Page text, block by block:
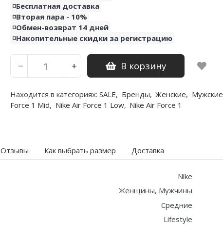
◽️Бесплатная доставка
◽️Вторая пара - 10%
◽️Обмен-возврат 14 дней
◽️Накопительные скидки за регистрацию
− + В корзину
Находится в категориях: SALE, Бренды, Женские, Мужские
Force 1 Mid, Nike Air Force 1 Low, Nike Air Force 1
Отзывы Как выбрать размер Доставка
Nike
Женщины, Мужчины
Средние
Lifestyle